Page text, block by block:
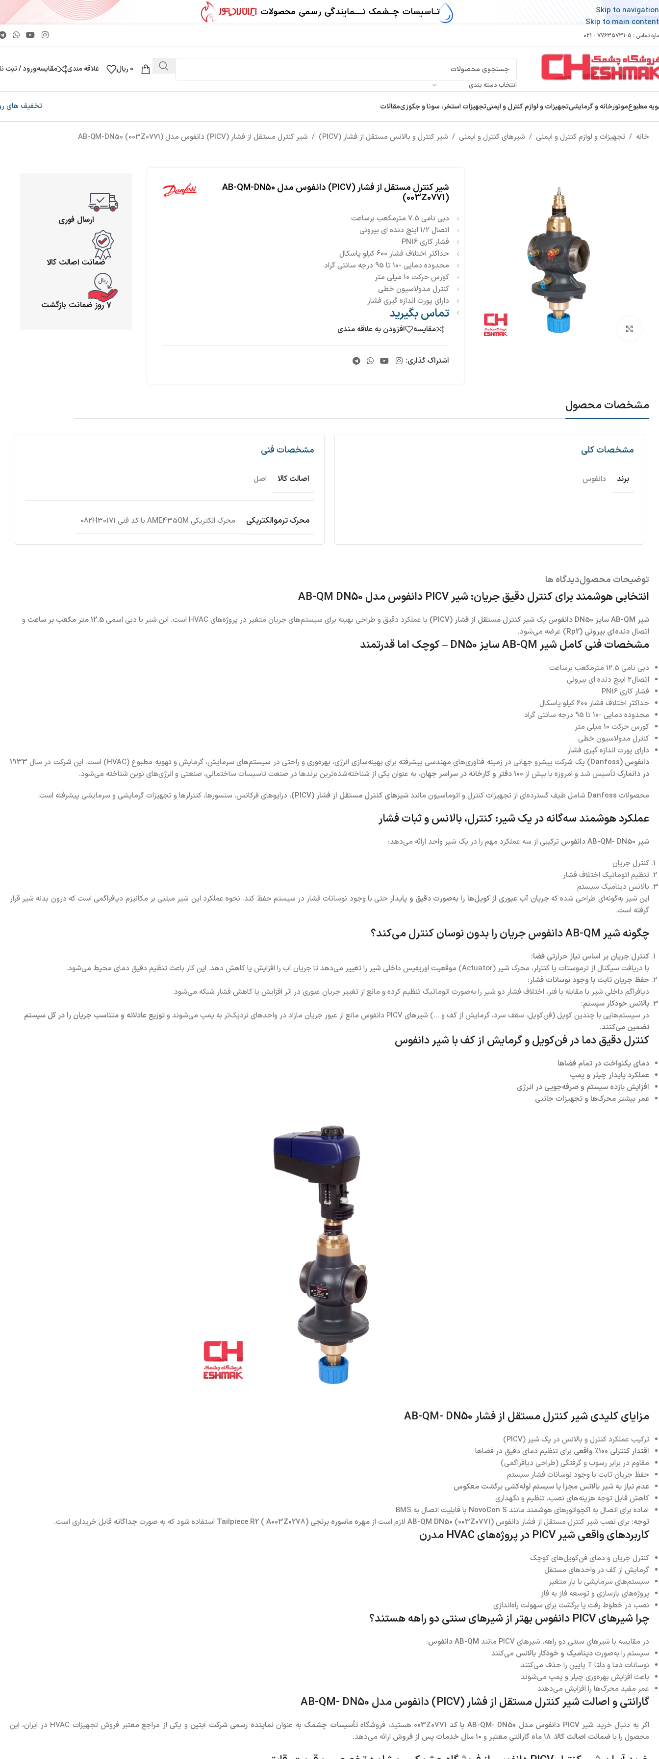
Skip to navigation
Skip to main content
تماس : 5-77635731 - 021
انتخاب دسته بندی
0 ریال علاقه مندی مقایسهورود / ثبت
مطبوعموتورخانه و گرمایشیتجهیزات و لوازم کنترل و ایمنیتجهیزات استخر، سونا و جکوزیمقالات تخفیف های
خانه / تجهیزات و لوازم کنترل و ایمنی / شیرهای کنترل و ایمنی / شیر کنترل و بالانس مستقل از فشار (PICV) / شیر کنترل مستقل از فشار (PICV) دانفوس مدل AB-QM-DN50 (003Z0771)
شیر کنترل مستقل از فشار (PICV) دانفوس مدل AB-QM-DN50
(003Z0771)
دبی نامی 7.5 مترمکعب برساعت
اتصال 1/2 اینچ دنده ای بیرونی
فشار کاری PN16
حداکثر اختلاف فشار 600 کیلو پاسکال
محدوده دمایی -10 تا 95 درجه سانتی گراد
کورس حرکت 10 میلی متر
کنترل مدولاسیون خطی
دارای پورت اندازه گیری فشار
تماس بگیرید
مقایسه افزودن به علاقه مندی
اشتراک گذاری:
ارسال فوری
ضمانت اصالت کالا
7 روز ضمانت بازگشت
مشخصات محصول
مشخصات کلی
برند دانفوس
مشخصات فنی
اصالت کالا اصل
محرک ترموالکتریکی محرک الکتریکی AME435QM با کد فنی 082H30171
توضیحات محصولدیدگاه ها
انتخابی هوشمند برای کنترل دقیق جریان: شیر PICV دانفوس مدل AB-QM DN50
شیر AB-QM سایز DN50 دانفوس یکشیر کنترل مستقل از فشار (PICV) با عملکرد دقیق و طراحی بهینه برای سیستم‌های جریان متغیر در پروژه‌های HVAC است. این شیر با دبی اسمی 12.5 متر مکعب بر ساعت
و
اتصالدنده‌ای بیرونی (Rp2) عرضه می‌شود.
مشخصات فنی کامل شیر AB-QM سایز DN50 – کوچک اما قدرتمند
دبی نامی 12.5 مترمکعب برساعت
اتصال2 اینچ دنده ای بیرونی
فشار کاری PN16
حداکثر اختلاف فشار 600 کیلو پاسکال
محدوده دمایی -10 تا 95 درجه سانتی گراد
کورس حرکت 10 میلی متر
کنترل مدولاسیون خطی
دارای پورت اندازه گیری فشار
دانفوس (Danfoss)
یک شرکت پیشرو جهانی در زمینه فناوری‌های مهندسی پیشرفته برای بهینه‌سازی انرژی، بهره‌وری و راحتی در سیستم‌های سرمایش، گرمایش و تهویه مطبوع (HVAC) است. این شرکت در سال
1933
در دانمارک تأسیس شد و امروزه با بیش از 100 دفتر و کارخانه در سراسر جهان
، به عنوان یکی از شناخته‌شده‌ترین برندها در صنعت تاسیسات ساختمانی، صنعتی و انرژی‌های نوین شناخته می‌شود.
محصولات Danfoss شامل طیف گسترده‌ای از تجهیزات کنترل و اتوماسیون مانندشیرهای کنترل مستقل از فشار (PICV) ، درایوهای فرکانس، سنسورها، کنترلرها و تجهیزات گرمایشی و سرمایشی پیشرفته است.
عملکرد هوشمند سه‌گانه در یک شیر: کنترل، بالانس و ثبات فشار
شیر AB-QM- DN50 دانفوس
ترکیبی از سه عملکرد مهم را در یک شیر واحد ارائه می‌دهد:
کنترل جریان
تنظیم اتوماتیک اختلاف فشار
بالانس دینامیک سیستم
این شیر به‌گونه‌ای طراحی شده که جریان آب عبوری از کویل‌ها را به‌صورت دقیق و پایدارحتی با وجود نوسانات فشار در سیستم حفظ کند. نحوه عملکرد این شیر مبتنی بر مکانیزم دیافراگمی است که درون بدنه شیر قرار
گرفته است.
چگونه شیر AB-QM دانفوس جریان را بدون نوسان کنترل می‌کند؟
کنترل جریان بر اساس نیاز حرارتی فضا:
با دریافت سیگنال از ترموستات یا کنترلر، محرک شیر (Actuator) موقعیت اوریفیس داخلی شیر را تغییر می‌دهد تا جریان آب را افزایش یا کاهش دهد. این کار باعث تنظیم دقیق دمای محیط می‌شود.
حفظ جریان ثابت با وجود نوسانات فشار:
دیافراگم داخلی شیر با مقابله با فنر، اختلاف فشار دو شیر را به‌صورت اتوماتیک تنظیم کرده و مانع از تغییر جریان عبوری در اثر افزایش یا کاهش فشار شبکه می‌شود.
بالانس خودکار سیستم:
در سیستم‌هایی با چندین کویل (فن‌کویل، سقف سرد، گرمایش از کف و ...) شیرهای PICV دانفوس مانع از عبور جریان مازاد در واحدهای نزدیک‌تر به پمپ می‌شوند و
توزیع عادلانه و متناسب جریان را در کل سیستم
تضمین می‌کنند.
کنترل دقیق دما در فن‌کویل و گرمایش از کف با شیر دانفوس
دمای یکنواخت در تمام فضاها
عملکرد پایدار چیلر و پمپ
افزایش بازده سیستم و صرفه‌جویی در انرژی
عمر بیشتر محرک‌ها و تجهیزات جانبی
مزایای کلیدی شیر کنترل مستقل از فشار AB-QM- DN50
ترکیب عملکرد کنترل و بالانس در یک شیر (PICV)
اقتدار کنترلی 100٪ واقعی
برای تنظیم دمای دقیق در فضاها
مقاوم در برابر رسوب و گرفتگی (طراحی دیافراگمی)
حفظ جریان ثابت با وجود نوسانات فشار سیستم
عدم نیاز به شیر بالانس مجزا یا سیستم لوله‌کشی برگشت معکوس
کاهش قابل توجه هزینه‌های نصب، تنظیم و نگهداری
آماده برای اتصال به اکچواتورهای هوشمند مانند NovoCon S با قابلیت اتصال به BMS
توجه: برای نصب شیر کنترل مستقل از فشار دانفوسAB-QM DN50 (003Z0771) لازم است ازمهره ماسوره برنجی Tailpiece R2 ( A003Z0278) استفاده شود که به صورت جداگانه قابل خریداری است.
کاربردهای واقعی شیر PICV در پروژه‌های HVAC مدرن
کنترل جریان و دمای فن‌کویل‌های کوچک
گرمایش از کف در واحدهای مستقل
سیستم‌های سرمایشی با بار متغیر
پروژه‌های بازسازی و توسعه فاز به فاز
نصب در خطوط رفت یا برگشت برای سهولت راه‌اندازی
چرا شیرهای PICV دانفوس بهتر از شیرهای سنتی دو راهه هستند؟
در مقایسه با شیرهای سنتی دو راهه، شیرهای PICV مانند AB-QM دانفوس
:
سیستم را به‌صورتدینامیک و خودکار بالانس می‌کنند
نوسانات دما و دلتا T پایین را حذف می‌کنند
باعث افزایش بهره‌وری چیلر و پمپ می‌شوند
عمر مفید محرک‌ها را افزایش می‌دهند
گارانتی و اصالت شیر کنترل مستقل از فشار (PICV) دانفوس مدل AB-QM- DN50
اگر به دنبال خرید شیرPICV دانفوس مدل AB-QM- DN50 با کد 003Z0771 هستید، فروشگاهتأسیسات چشمک به عنواننماینده رسمی شرکت آبتین
و یکی از مراجع معتبر فروش تجهیزات HVAC در ایران، این
محصول را باضمانت اصالت کالا، ۱۸ ماه گارانتی معتبر و ۱۰ سال خدمات پس از فروش ارائه می‌دهد.